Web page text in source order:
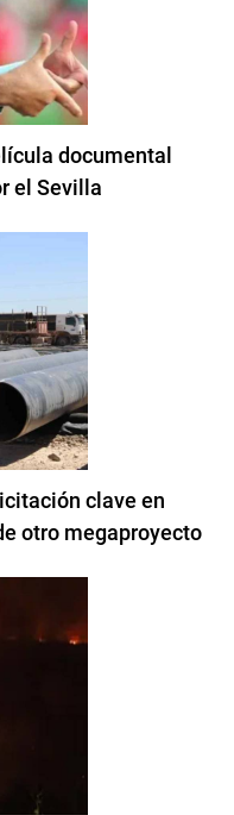
documental
el Sevilla
clave en
otro megaproyecto